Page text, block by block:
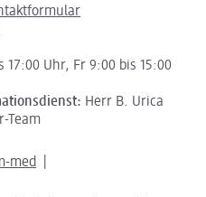
17:00 Uhr, Fr 9:00 bis 15:00
Herr B. Urica
Team
med